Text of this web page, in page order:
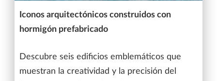
Iconos arquitectónicos construidos con
hormigón prefabricado
Descubre seis edificios emblemáticos que
muestran la creatividad y la precisión del